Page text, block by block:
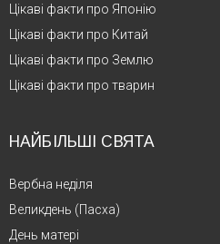
Цікаві факти про Японію
Цікаві факти про Китай
Цікаві факти про Землю
Цікаві факти про тварин
НАЙБІЛЬШІ СВЯТА
Вербна неділя
Великдень (Пасха)
День матері